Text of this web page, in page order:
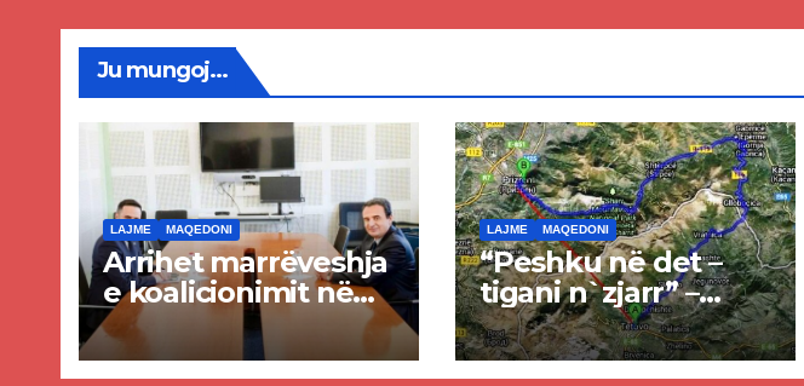
Ju mungoj...
LAJME MAQEDONI
Arrihet marrëveshja
e koalicionimit në
parim mes Kurtit
dhe Abdixhikut
LAJME MAQEDONI
“Peshku në det –
tigani n`zjarr” –
Ende pa u kryer
projekti i tunelit,